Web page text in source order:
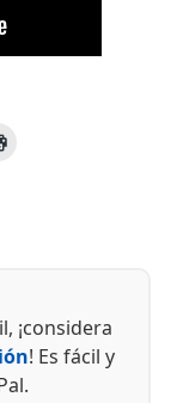
¡considera
! Es fácil y